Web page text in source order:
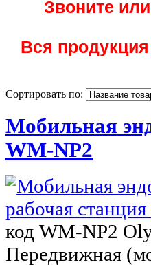
Звоните
Вся
Сортировать по:
Мобильная
WM-NP2
код WM-NP2
Передвижная